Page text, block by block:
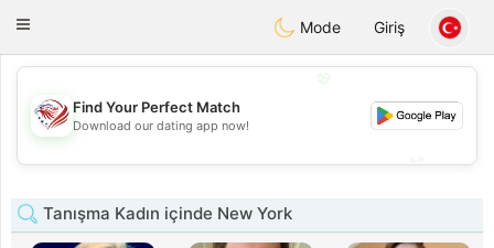
Dating
Toggle
Mode Giriş
💖
💕
Find Your Perfect Match
Download our dating app now!
Tanışma Kadın içinde New York